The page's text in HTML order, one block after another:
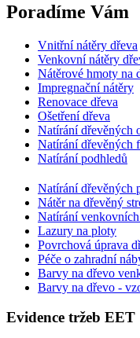
Poradíme Vám
Vnitřní nátěry dřeva
Venkovní nátěry
Nátěrové hmoty na
Impregnační nátěry
Renovace dřeva
Ošetření dřeva
Natírání dřevěných
Natírání dřevěných
Natírání podhledů
Natírání dřevěných
Nátěr na dřevěný
Natírání
Lazury na ploty
Povrchová úprava
Péče o zahradní
Barvy na dřevo
Barvy na dřevo -
Evidence tržeb EET